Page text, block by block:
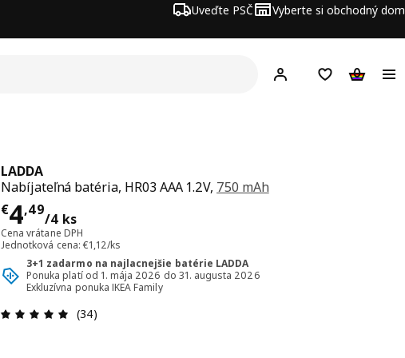
Uveďte PSČ Vyberte si obchodný dom
Hej! Prihlásenie
NákupnýNákupný
LADDA
Nabíjateľná batéria, HR03 AAA 1.2V, 750 mAh
€4,49
/4 ks
Cena € 4,49/4 ks
Cena vrátane DPH
Jednotková cena: €1,12/ks
3+1 zadarmo na najlacnejšie batérie LADDA
Ponuka platí od 1. mája 2026 do 31. augusta 2026
Exkluzívna ponuka IKEA Family
Hodnotenie: 5 z 5 hviezdičiek. Celkový počet recenzií: 34
(34)